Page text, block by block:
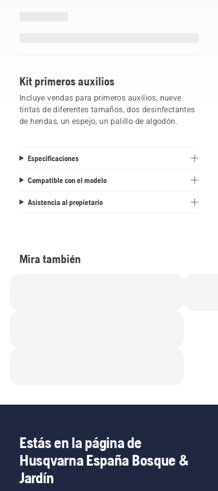
Kit primeros auxilios
Incluye vendas para primeros auxilios, nueve
tiritas de diferentes tamaños, dos desinfectantes
de heridas, un espejo, un palillo de algodón.
Especificaciones
Compatible con el modelo
Asistencia al propietario
Mira también
Estás en la página de
Husqvarna España Bosque &
Jardín